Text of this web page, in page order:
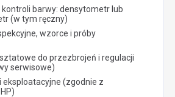
barwy: densytometr lub
(w tym ręczny)
wzorce i próby
do przezbrojeń i regulacji
serwisowe)
eksploatacyjne (zgodnie z